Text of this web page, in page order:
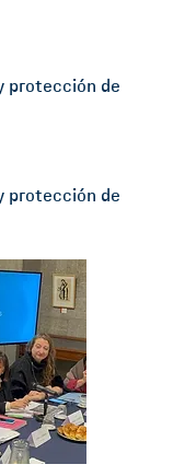
protección de
protección de